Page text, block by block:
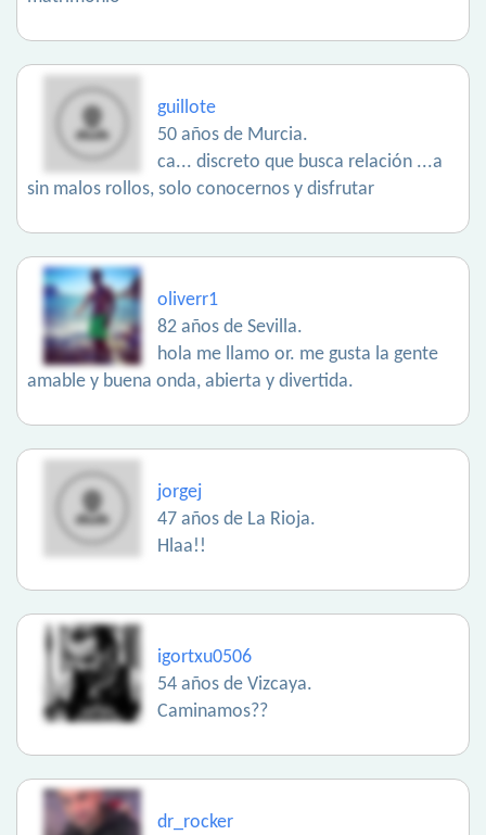
guillote
50 años de Murcia.
ca... discreto que busca relación ...a
sin malos rollos, solo conocernos y disfrutar
oliverr1
82 años de Sevilla.
hola me llamo or. me gusta la gente
amable y buena onda, abierta y divertida.
jorgej
47 años de La Rioja.
Hlaa!!
igortxu0506
54 años de Vizcaya.
Caminamos??
dr_rocker